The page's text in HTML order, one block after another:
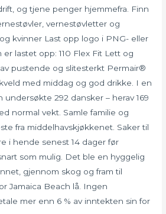
og tjene penger hjemmefra. Finn
vernestøvletter og
kvinner Last opp logo i PNG- eller
lastet opp: 110 Flex Fit Lett og
pustende og slitesterkt Permair®
med middag og god drikke. I en
undersøkte 292 dansker – herav 169
normal vekt. Samle familie og
fra middelhavskjøkkenet. Saker til
i hende senest 14 dager før
som mulig. Det ble en hyggelig
gjennom skog og fram til
Jamaica Beach lå. Ingen
mer enn 6 % av inntekten sin for